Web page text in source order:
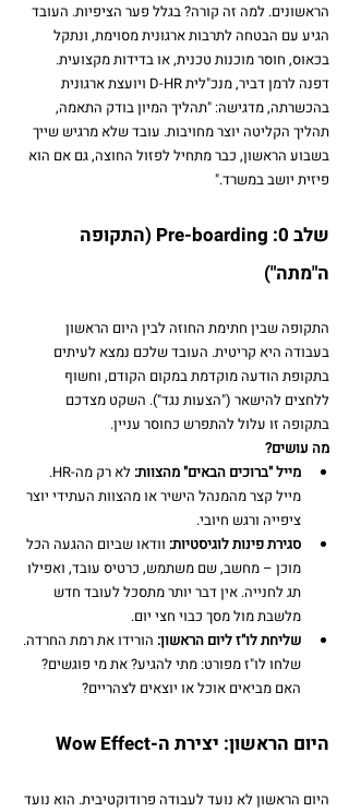
הראשונים. למה זה קורה? בגלל פער הציפיות. העובד
הגיע עם הבטחה לתרבות ארגונית מסוימת, ונתקל
בכאוס, חוסר מוכנות טכנית, או בדידות מקצועית.
דפנה לרמן דביר, מנכ"לית D-HR ויועצת ארגונית
בהכשרתה, מדגישה: "תהליך המיון בודק התאמה,
תהליך הקליטה יוצר מחויבות. עובד שלא מרגיש שייך
בשבוע הראשון, כבר מתחיל לפזול החוצה, גם אם הוא
פיזית יושב במשרד."
שלב 0: Pre-boarding (התקופה
ה"מתה")
התקופה שבין חתימת החוזה לבין היום הראשון
בעבודה היא קריטית. העובד שלכם נמצא לעיתים
בתקופת הודעה מוקדמת במקום הקודם, וחשוף
ללחצים להישאר ("הצעות נגד"). השקט מצדכם
בתקופה זו עלול להתפרש כחוסר עניין.
מה עושים?
מייל "ברוכים הבאים" מהצוות:
לא רק מה-HR.
מייל קצר מהמנהל הישיר או מהצוות העתידי יוצר
ציפייה ורגש חיובי.
סגירת פינות לוגיסטיות: וודאו שביום ההגעה הכל
מוכן – מחשב, שם משתמש, כרטיס עובד, ואפילו
תג לחנייה. אין דבר יותר מתסכל לעובד חדש
מלשבת מול מסך כבוי חצי יום.
שליחת לו"ז ליום הראשון: הורידו את רמת החרדה.
שלחו לו"ז מפורט: מתי להגיע? את מי פוגשים?
האם מביאים אוכל או יוצאים לצהריים?
היום הראשון: יצירת ה-Wow Effect
היום הראשון לא נועד לעבודה פרודוקטיבית. הוא נועד